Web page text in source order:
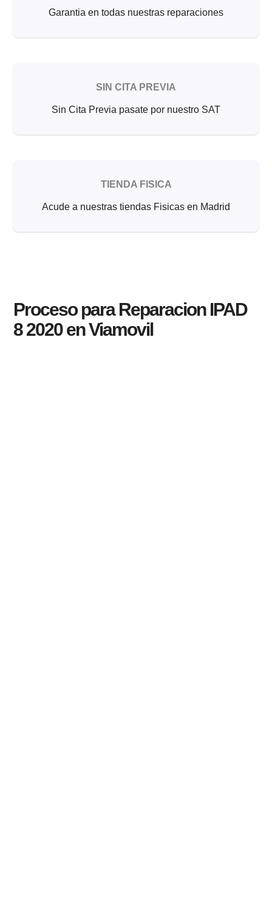
Garantia en todas nuestras reparaciones
SIN CITA PREVIA
Sin Cita Previa pasate por nuestro SAT
TIENDA FISICA
Acude a nuestras tiendas Fisicas en Madrid
Proceso para Reparacion IPAD
8 2020 en Viamovil